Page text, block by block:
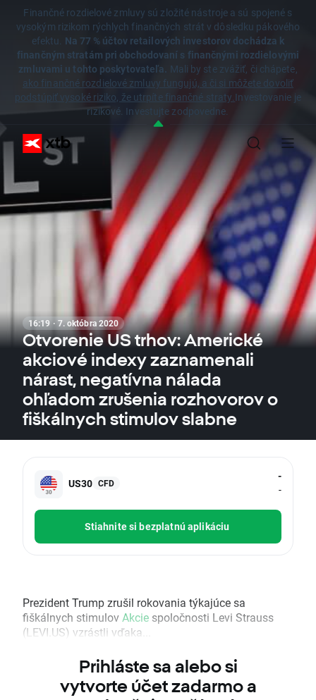
Finančné rozdielové zmluvy sú zložité nástroje a sú spojené s
vysokým rizikom rýchlych finančných strát v dôsledku pákového
efektu. Na 77 % účtov retailových investorov dochádza k
finančným stratám pri obchodovaní s finančnými rozdielovými
zmluvami u tohto poskytovateľa. Mali by ste zvážiť, či chápete,
ako finančné rozdielové zmluvy fungujú, a či si môžete dovoliť
podstúpiť vysoké riziko, že utrpíte finančné straty.Investovanie je
rizikové. Investujte zodpovedne.
16:19 · 7. októbra 2020
Otvorenie US trhov: Americké
akciové indexy zaznamenali
nárast, negatívna nálada
ohľadom zrušenia rozhovorov o
fiškálnych stimulov slabne
US30 CFD
-
-
Stiahnite si bezplatnú aplikáciu
Prezident Trump zrušil rokovania týkajúce sa
fiškálnych stimulovAkcie spoločnosti Levi Strauss
(LEVI.US) vzrástli vďaka...
Prihláste sa alebo si
vytvorte účet zadarmo a